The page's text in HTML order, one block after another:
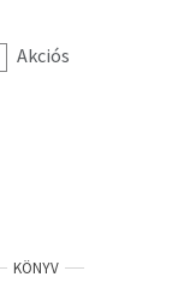
Akciós
KÖNYV